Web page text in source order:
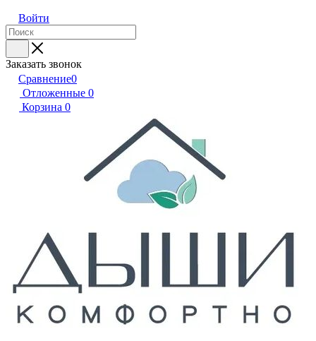
Войти
Заказать звонок
Сравнение0
Отложенные 0
Корзина 0